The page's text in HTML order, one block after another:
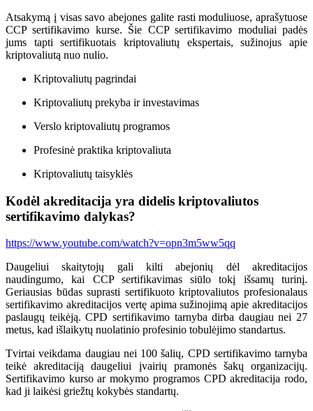
Atsakymą į visas savo abejones galite rasti moduliuose, aprašytuose
CCP sertifikavimo kurse. Šie CCP sertifikavimo moduliai padės
jums tapti sertifikuotais kriptovaliutų ekspertais, sužinojus apie
kriptovaliutą nuo nulio.
Kriptovaliutų pagrindai
Kriptovaliutų prekyba ir investavimas
Verslo kriptovaliutų programos
Profesinė praktika kriptovaliuta
Kriptovaliutų taisyklės
Kodėl akreditacija yra didelis kriptovaliutos
sertifikavimo dalykas?
https://www.youtube.com/watch?v=opn3m5ww5qq
Daugeliui skaitytojų gali kilti abejonių dėl akreditacijos
naudingumo, kai CCP sertifikavimas siūlo tokį išsamų turinį.
Geriausias būdas suprasti sertifikuoto kriptovaliutos profesionalaus
sertifikavimo akreditacijos vertę apima sužinojimą apie akreditacijos
paslaugų teikėją. CPD sertifikavimo tarnyba dirba daugiau nei 27
metus, kad išlaikytų nuolatinio profesinio tobulėjimo standartus.
Tvirtai veikdama daugiau nei 100 šalių, CPD sertifikavimo tarnyba
teikė akreditaciją daugeliui įvairių pramonės šakų organizacijų.
Sertifikavimo kurso ar mokymo programos CPD akreditacija rodo,
kad ji laikėsi griežtų kokybės standartų.